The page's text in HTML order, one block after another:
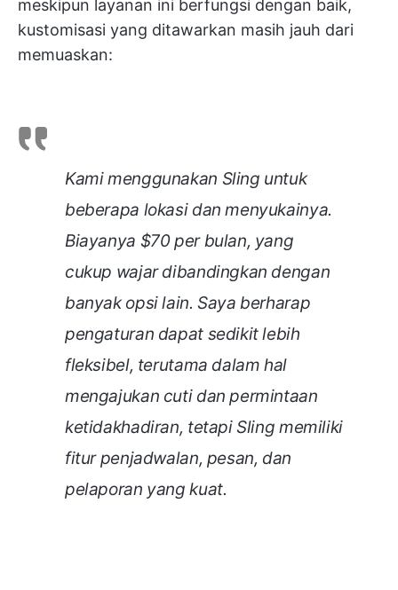
meskipun layanan ini berfungsi dengan baik,
kustomisasi yang ditawarkan masih jauh dari
memuaskan:
Kami menggunakan Sling untuk
beberapa lokasi dan menyukainya.
Biayanya $70 per bulan, yang
cukup wajar dibandingkan dengan
banyak opsi lain. Saya berharap
pengaturan dapat sedikit lebih
fleksibel, terutama dalam hal
mengajukan cuti dan permintaan
ketidakhadiran, tetapi Sling memiliki
fitur penjadwalan, pesan, dan
pelaporan yang kuat.